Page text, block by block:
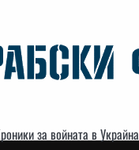
за войната в Украйна